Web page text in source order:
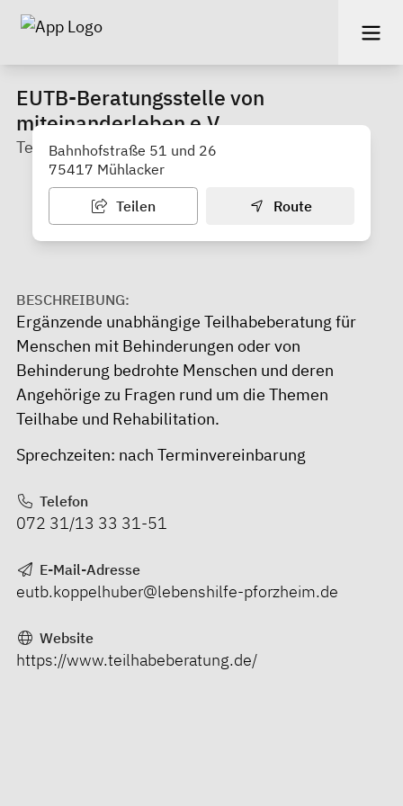
EUTB-Beratungsstelle von
miteinanderleben e.V.
Teilhabeberatung
Bahnhofstraße 51 und 26
75417 Mühlacker
Teilen Route
BESCHREIBUNG:
Ergänzende unabhängige Teilhabeberatung für
Menschen mit Behinderungen oder von
Behinderung bedrohte Menschen und deren
Angehörige zu Fragen rund um die Themen
Teilhabe und Rehabilitation.
Sprechzeiten: nach Terminvereinbarung
Telefon
072 31/13 33 31-51
E-Mail-Adresse
eutb.koppelhuber@lebenshilfe-pforzheim.de
Website
https://www.teilhabeberatung.de/